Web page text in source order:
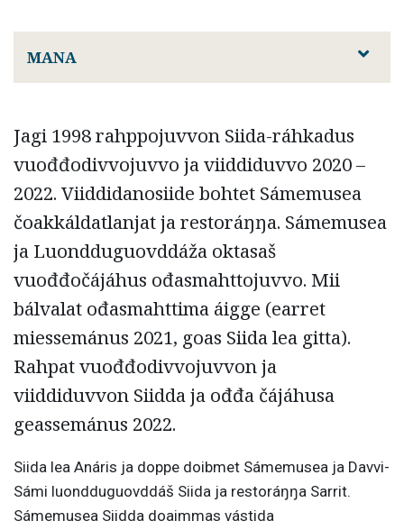
MANA
Jagi 1998 rahppojuvvon Siida-ráhkadus
vuođđodivvojuvvo ja viiddiduvvo 2020 –
2022. Viiddidanosiide bohtet Sámemusea
čoakkáldatlanjat ja restoráŋŋa. Sámemusea
ja Luondduguovddáža oktasaš
vuođđočájáhus ođasmahttojuvvo. Mii
bálvalat ođasmahttima áigge (earret
miessemánus 2021, goas Siida lea gitta).
Rahpat vuođđodivvojuvvon ja
viiddiduvvon Siidda ja ođđa čájáhusa
geassemánus 2022.
Siida lea Anáris ja doppe doibmet Sámemusea ja Davvi-
Sámi luondduguovddáš Siida ja restoráŋŋa Sarrit.
Sámemusea Siidda doaimmas vástida